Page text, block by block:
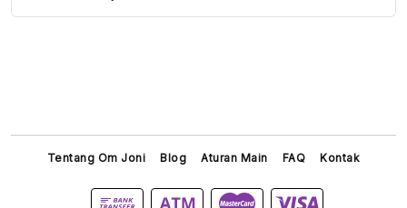
Tentang Om Joni Blog Aturan Main FAQ Kontak